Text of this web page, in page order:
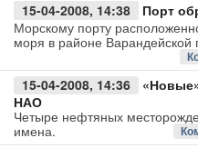
Культура
Медиа
Авто
15-04-2008, 14:38
Порт
Морскому порту
моря в районе Варандейской
15-04-2008, 14:36
НАО
Четыре нефтяных
имена.